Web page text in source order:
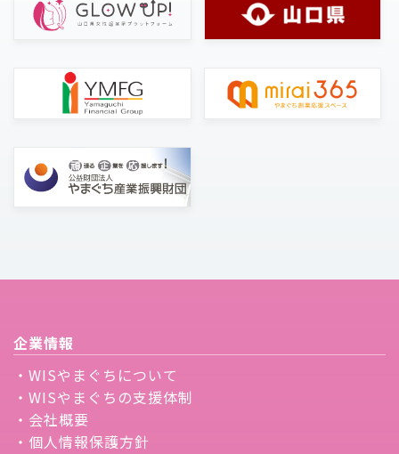
企業情報
・WISやまぐちについて
・WISやまぐちの支援体制
・会社概要
・個人情報保護方針